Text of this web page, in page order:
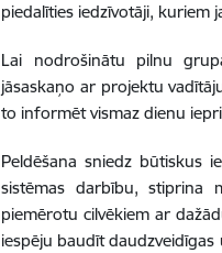
piedalīties iedzīvotāji,
Lai nodrošinātu pilnu
jāsaskaņo ar projektu
to informēt vismaz dienu
Peldēšana sniedz būtiskus
sistēmas darbību, stiprina
piemērotu cilvēkiem ar
iespēju baudīt daudzveidīgas